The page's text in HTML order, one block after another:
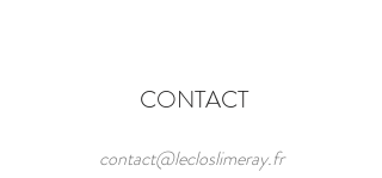
CONTACT
contact@lecloslimeray.fr